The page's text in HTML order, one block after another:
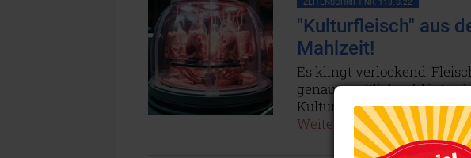
ZEITENSCHRIFT NR. 118, S.22
"Kulturfleisch" aus
Mahlzeit!
Es klingt verlockend:
genauerer Blick schlägt
Kultur geht es nicht, wohl
Weiterlesen...